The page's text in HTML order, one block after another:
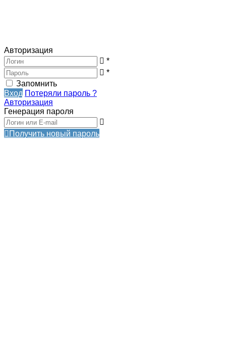
Авторизация
*
*
Запомнить
Вход Потеряли пароль ?
Авторизация
Генерация пароля
Получить новый пароль